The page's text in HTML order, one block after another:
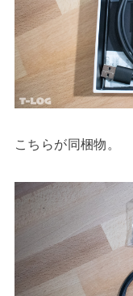
こちらが同梱物。